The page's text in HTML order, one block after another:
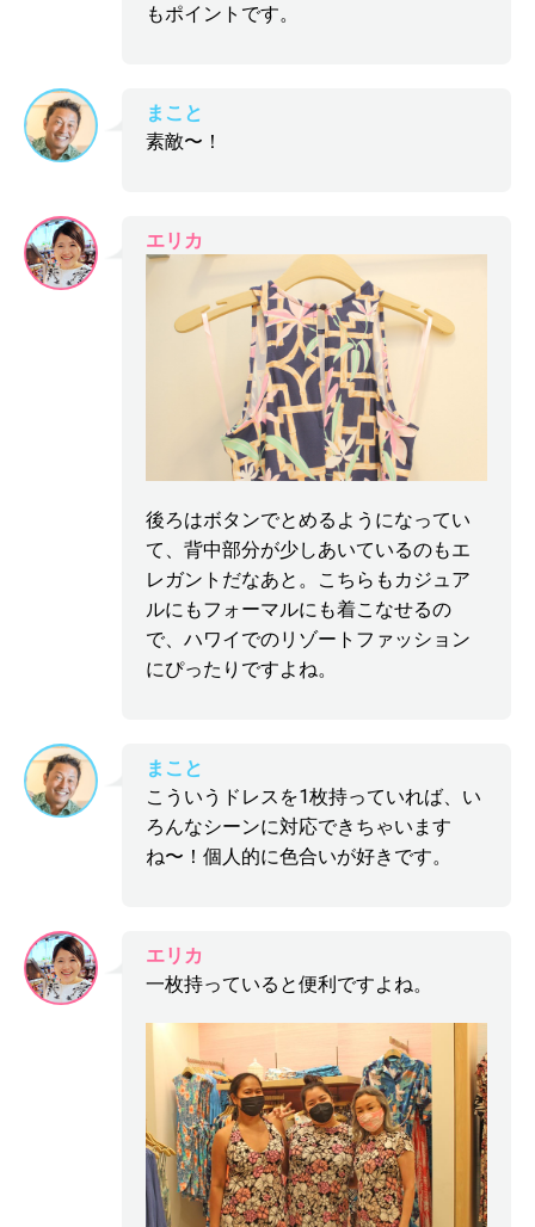
もポイントです。
まこと
素敵〜！
エリカ
後ろはボタンでとめるようになってい
て、背中部分が少しあいているのもエ
レガントだなあと。こちらもカジュア
ルにもフォーマルにも着こなせるの
で、ハワイでのリゾートファッション
にぴったりですよね。
まこと
こういうドレスを1枚持っていれば、い
ろんなシーンに対応できちゃいます
ね〜！個人的に色合いが好きです。
エリカ
一枚持っていると便利ですよね。